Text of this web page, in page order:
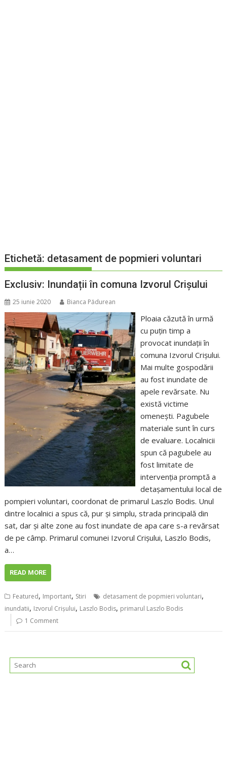
Etichetă: detasament de popmieri voluntari
Exclusiv: Inundații în comuna Izvorul Crișului
25 iunie 2020 Bianca Pădurean
Ploaia căzută în urmă
cu puțin timp a
provocat inundații în
comuna Izvorul Crișului.
Mai multe gospodării
au fost inundate de
apele revărsate. Nu
există victime
omenești. Pagubele
materiale sunt în curs
de evaluare. Localnicii
spun că pagubele au
fost limitate de
intervenția promptă a
detașamentului local de
pompieri voluntari, coordonat de primarul Laszlo Bodis. Unul
dintre localnici a spus că, pur și simplu, strada principală din
sat, dar și alte zone au fost inundate de apa care s-a revărsat
de pe câmp. Primarul comunei Izvorul Crișului, Laszlo Bodis,
a…
READ MORE
Featured, Important, Stiri detasament de popmieri voluntari,
inundatii, Izvorul Crișului, Laszlo Bodis, primarul Laszlo Bodis
1 Comment